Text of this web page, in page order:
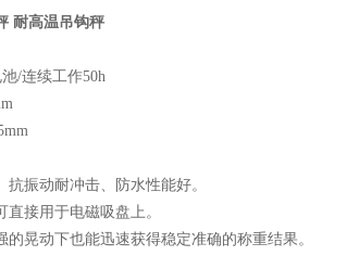
耐高温吊钩秤
/连续工作50h
振动耐冲击、防水性能好。
接用于电磁吸盘上。
的晃动下也能迅速获得稳定准确的称重结果。